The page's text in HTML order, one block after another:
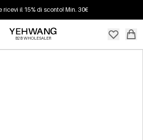
ricevi il 15% di sconto! Min. 30€
B2B WHOLESALER